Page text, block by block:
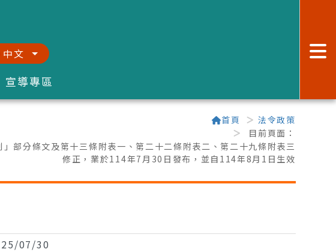
中文
宣導專區
首頁
法令政策
目前頁面：
部分條文及第十三條附表一、第二十二條附表二、第二十九條附表三
修正，業於114年7月30日發布，並自114年8月1日生效
07/30